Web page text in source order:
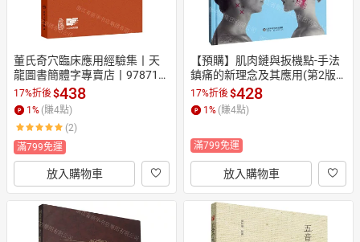
董氏奇穴臨床應用經驗集丨天
龍圖書簡體字專賣店丨978711
7372572 (tl2608)
17%折後$438
1 % (賺4點)
(2)
滿799免運
放入購物車
【預購】肌肉鏈與扳機點-手法
鎮痛的新理念及其應用(第2版)
(精)丨天龍圖書簡體字專賣店丨
9787572301346 (tl2608_山東
書展)
17%折後$428
1 % (賺4點)
滿799免運
放入購物車